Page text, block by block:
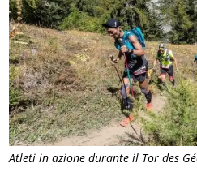
Atleti in azione durante il Tor des